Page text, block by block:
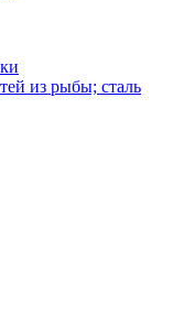
из рыбы; сталь